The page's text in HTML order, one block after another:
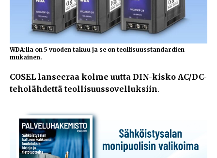
WDA:lla on 5 vuoden takuu ja se on teollisuusstandardien
mukainen.
COSEL lanseeraa kolme uutta DIN-kisko AC/DC-
teholähdettä teollisuussovelluksiin.